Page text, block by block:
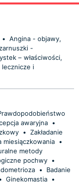
• Angina - objawy,
-
– właściwości,
lecznicze i
awaryjna •
• Zakładanie
miesiączkowania •
metody
pochwy •
•
Badanie
Ginekomastia •